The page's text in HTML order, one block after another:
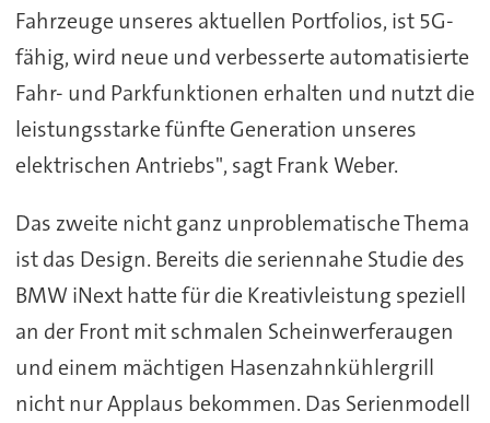
Fahrzeuge unseres aktuellen Portfolios, ist 5G-
fähig, wird neue und verbesserte automatisierte
Fahr- und Parkfunktionen erhalten und nutzt die
leistungsstarke fünfte Generation unseres
elektrischen Antriebs", sagt Frank Weber.
Das zweite nicht ganz unproblematische Thema
ist das Design. Bereits die seriennahe Studie des
BMW iNext hatte für die Kreativleistung speziell
an der Front mit schmalen Scheinwerferaugen
und einem mächtigen Hasenzahnkühlergrill
nicht nur Applaus bekommen. Das Serienmodell